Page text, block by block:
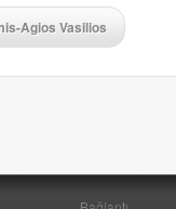
Agios Vasilios